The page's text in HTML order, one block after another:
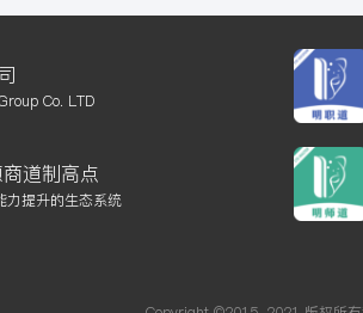
Co. LTD
道制高点
力提升的生态系统